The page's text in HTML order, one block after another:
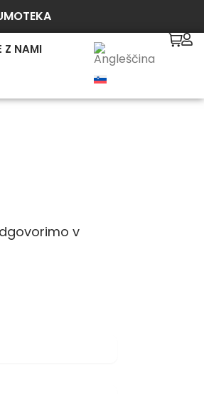
| 11.junij 2026
Z NAMI
v